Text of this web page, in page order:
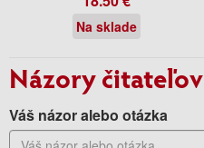
Na sklade
Názory čitateľov
Váš názor alebo otázka